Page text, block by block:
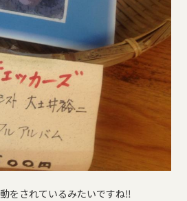
をされているみたいですね‼